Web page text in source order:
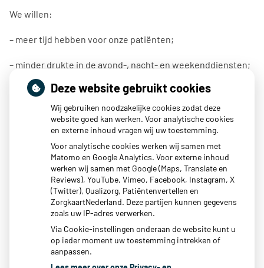
We willen:
– meer tijd hebben voor onze patiënten;
– minder drukte in de avond-, nacht- en weekenddiensten;
– betaalbare huisvesting voor alle huisartsenpraktijken;
– dat de wachtlijsten in ziekenhuizen, de ggz en jeugdzorg
worden opgelost.
Wilt u ons steunen in deze actie? Kijk op
www.huisartseninactie.nl/doe-mee/hoe u dat kunt doen.”
Deze website gebruikt cookies
Wij gebruiken noodzakelijke cookies zodat deze
website goed kan werken. Voor analytische cookies
en externe inhoud vragen wij uw toestemming.
Voor analytische cookies werken wij samen met
Matomo en Google Analytics. Voor externe inhoud
werken wij samen met Google (Maps, Translate en
Reviews), YouTube, Vimeo, Facebook, Instagram, X
(Twitter), Qualizorg, Patiëntenvertellen en
ZorgkaartNederland. Deze partijen kunnen gegevens
zoals uw IP-adres verwerken.
Via Cookie-instellingen onderaan de website kunt u
op ieder moment uw toestemming intrekken of
aanpassen.